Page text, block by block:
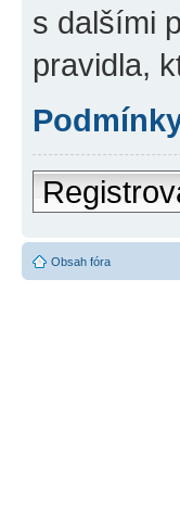
s dalšími
pravidla,
Obsah fóra